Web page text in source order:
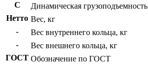
C
Динамическая грузоподъемность
Нетто Вес, кг
-
Вес внутреннего кольца, кг
-
Вес внешнего кольца, кг
ГОСТ Обозначение по ГОСТ